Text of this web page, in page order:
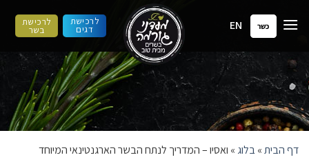
לתוכן
כשר EN לרכישת
דגים
לרכישת
בשר
דף הבית»בלוג » ואסיו – המדריך לנתח הבשר הארגנטינאי המיוחד